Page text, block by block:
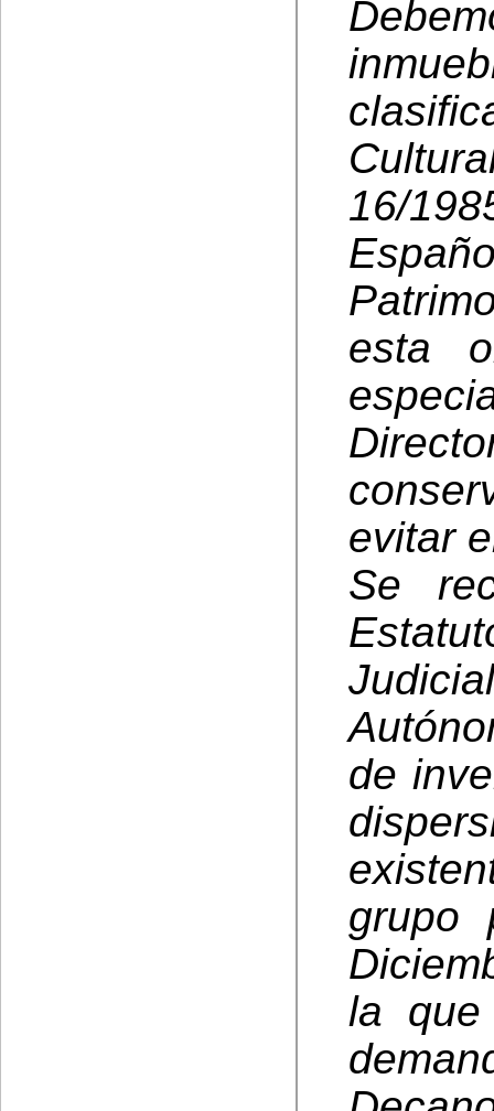
16/
esta
evitar
Se
de
grupo
la